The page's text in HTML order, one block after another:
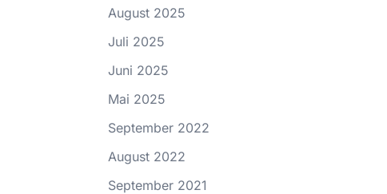
August 2025
Juli 2025
Juni 2025
Mai 2025
September 2022
August 2022
September 2021